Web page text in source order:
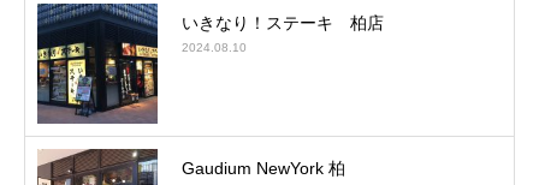
いきなり！ステーキ 柏店
2024.08.10
Gaudium NewYork 柏